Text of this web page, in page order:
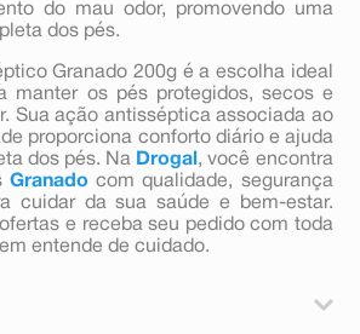
do mau odor, promovendo uma
dos pés.
Granado 200g é a escolha ideal
manter os pés protegidos, secos e
Sua ação antisséptica associada ao
proporciona conforto diário e ajuda
dos pés. Na Drogal , você encontra
Granado com qualidade, segurança
cuidar da sua saúde e bem-estar.
e receba seu pedido com toda
entende de cuidado.